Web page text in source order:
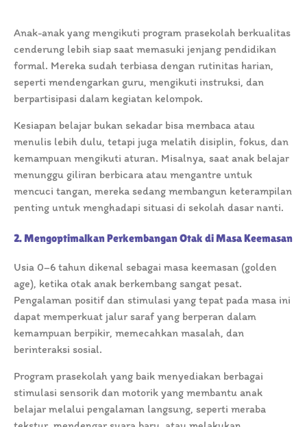
Anak-anak yang mengikuti program prasekolah berkualitas
cenderung lebih siap saat memasuki jenjang pendidikan
formal. Mereka sudah terbiasa dengan rutinitas harian,
seperti mendengarkan guru, mengikuti instruksi, dan
berpartisipasi dalam kegiatan kelompok.
Kesiapan belajar bukan sekadar bisa membaca atau
menulis lebih dulu, tetapi juga melatih disiplin, fokus, dan
kemampuan mengikuti aturan. Misalnya, saat anak belajar
menunggu giliran berbicara atau mengantre untuk
mencuci tangan, mereka sedang membangun keterampilan
penting untuk menghadapi situasi di sekolah dasar nanti.
2. Mengoptimalkan Perkembangan Otak di Masa Keemasan
Usia 0–6 tahun dikenal sebagai masa keemasan (golden
age), ketika otak anak berkembang sangat pesat.
Pengalaman positif dan stimulasi yang tepat pada masa ini
dapat memperkuat jalur saraf yang berperan dalam
kemampuan berpikir, memecahkan masalah, dan
berinteraksi sosial.
Program prasekolah yang baik menyediakan berbagai
stimulasi sensorik dan motorik yang membantu anak
belajar melalui pengalaman langsung, seperti meraba